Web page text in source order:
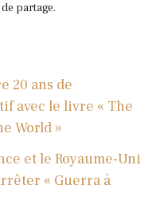
partage.
20 ans de
avec le livre « The
World »
et le Royaume-Uni
« Guerra à